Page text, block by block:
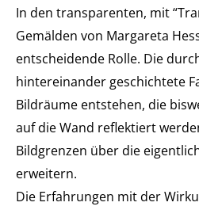
In den transparenten, mit
Gemälden von Margareta
entscheidende Rolle. Die
hintereinander geschichtete
Bildräume entstehen, die
auf die Wand reflektiert
Bildgrenzen über die
erweitern.
Die Erfahrungen mit der